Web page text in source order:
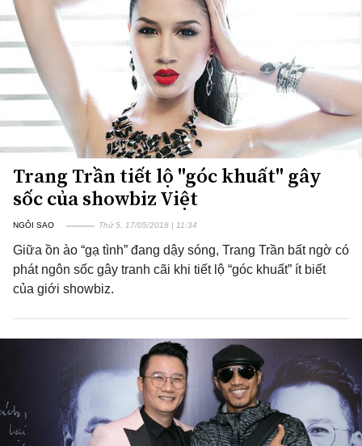
Trang Trần tiết lộ "góc khuất" gây
sốc của showbiz Việt
NGÔI SAO Thứ 5, 17/05/2018 | 11:34
Giữa ồn ào “gạ tình” đang dậy sóng, Trang Trần bất ngờ có
phát ngôn sốc gây tranh cãi khi tiết lộ “góc khuất” ít biết
của giới showbiz.